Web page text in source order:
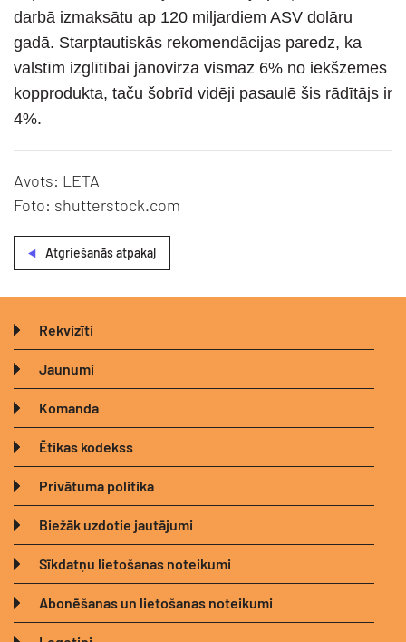
darbā izmaksātu ap 120 miljardiem ASV dolāru
gadā. Starptautiskās rekomendācijas paredz, ka
valstīm izglītībai jānovirza vismaz 6% no iekšzemes
kopprodukta, taču šobrīd vidēji pasaulē šis rādītājs ir
4%.
Avots: LETA
Foto: shutterstock.com
Atgriešanās atpakaļ
Rekvizīti
Jaunumi
Komanda
Ētikas kodekss
Privātuma politika
Biežāk uzdotie jautājumi
Sīkdatņu lietošanas noteikumi
Abonēšanas un lietošanas noteikumi